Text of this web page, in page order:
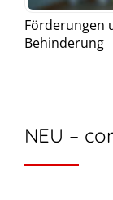
Förderungen
Behinderung
NEU –